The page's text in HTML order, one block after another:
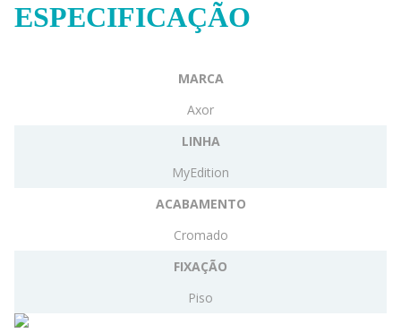
ESPECIFICAÇÃO
MARCA
Axor
LINHA
MyEdition
ACABAMENTO
Cromado
FIXAÇÃO
Piso